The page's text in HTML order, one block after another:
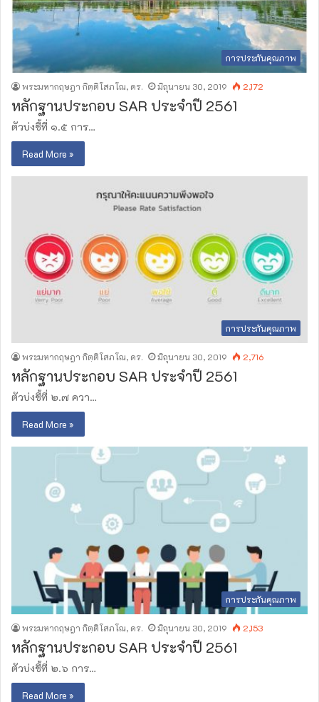
การประกันคุณภาพ
พระมหากฤษฎา กิตฺติโสภโณ, ดร. มิถุนายน 30, 2019 2,172
หลักฐานประกอบ SAR ประจำปี 2561
ตัวบ่งชี้ที่ ๑.๕ การ…
Read More »
การประกันคุณภาพ
พระมหากฤษฎา กิตฺติโสภโณ, ดร. มิถุนายน 30, 2019 2,716
หลักฐานประกอบ SAR ประจำปี 2561
ตัวบ่งชี้ที่ ๒.๗ ควา…
Read More »
การประกันคุณภาพ
พระมหากฤษฎา กิตฺติโสภโณ, ดร. มิถุนายน 30, 2019 2,153
หลักฐานประกอบ SAR ประจำปี 2561
ตัวบ่งชี้ที่ ๒.๖ การ…
Read More »